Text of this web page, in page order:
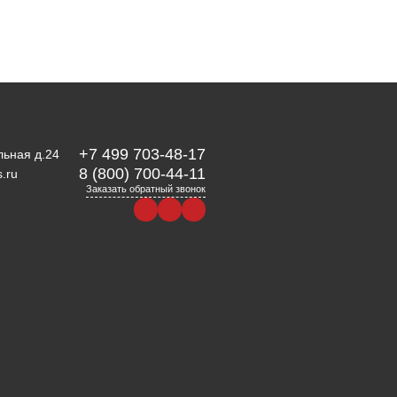
д.24
+7 499 703-48-17
8 (800) 700-44-11
Заказать обратный звонок